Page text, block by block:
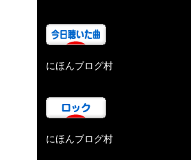
にほんブログ村
にほんブログ村